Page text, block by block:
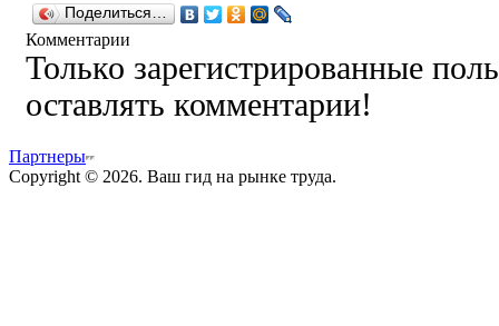
Поделиться…
Комментарии
Только зарегистрированные
оставлять комментарии!
Партнеры
Copyright © 2026. Ваш гид на рынке труда.